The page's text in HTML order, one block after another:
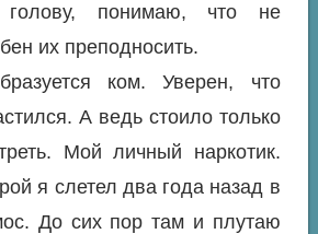
голову, понимаю, что не
их преподносить.
ком. Уверен, что
А ведь стоило только
Мой личный наркотик.
я слетел два года назад в
До сих пор там и плутаю